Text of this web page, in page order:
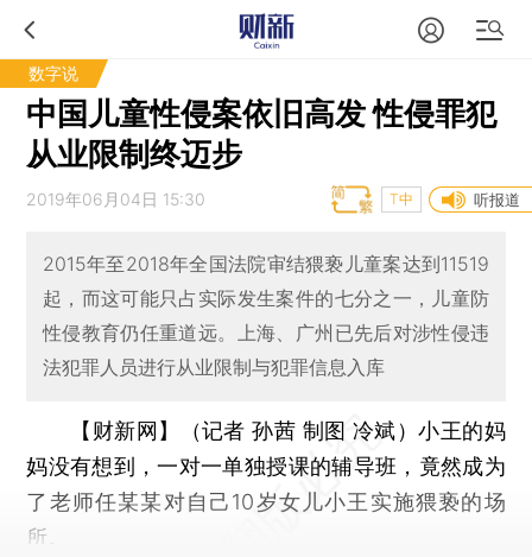
数字说
中国儿童性侵案依旧高发 性侵罪犯
从业限制终迈步
2019年06月04日 15:30 听报道
T中
2015年至2018年全国法院审结猥亵儿童案达到11519
起，而这可能只占实际发生案件的七分之一，儿童防
性侵教育仍任重道远。上海、广州已先后对涉性侵违
法犯罪人员进行从业限制与犯罪信息入库
【财新网】（记者 孙茜 制图 冷斌）小王的妈
妈没有想到，一对一单独授课的辅导班，竟然成为
了老师任某某对自己10岁女儿小王实施猥亵的场
所。